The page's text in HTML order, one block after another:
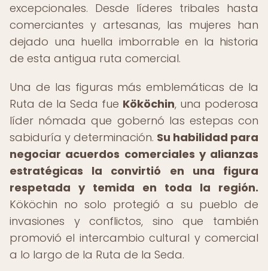
excepcionales. Desde líderes tribales hasta
comerciantes y artesanas, las mujeres han
dejado una huella imborrable en la historia
de esta antigua ruta comercial.
Una de las figuras más emblemáticas de la
Ruta de la Seda fue Kököchin, una poderosa
líder nómada que gobernó las estepas con
sabiduría y determinación. Su habilidad para
negociar acuerdos comerciales y alianzas
estratégicas la convirtió en una figura
respetada y temida en toda la región.
Kököchin no solo protegió a su pueblo de
invasiones y conflictos, sino que también
promovió el intercambio cultural y comercial
a lo largo de la Ruta de la Seda.